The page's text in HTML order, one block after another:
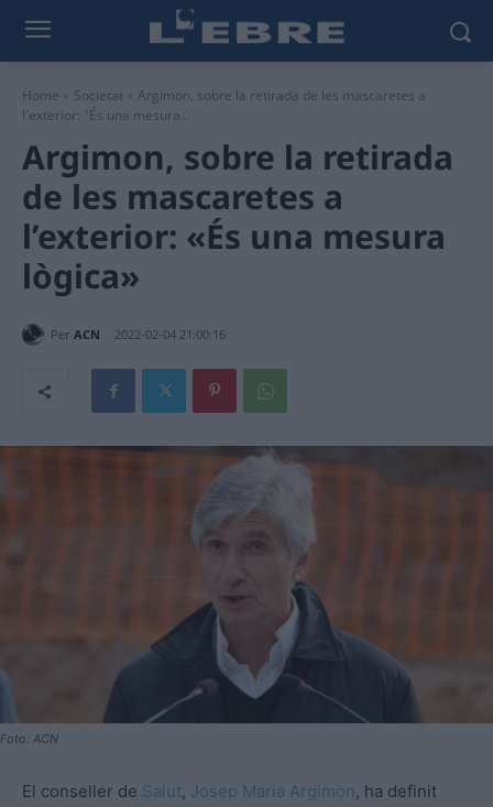
Home Societat
Argimon, sobre la retirada de les mascaretes a
l'exterior: "És una mesura...
Argimon, sobre la retirada
de les mascaretes a
l’exterior: «És una mesura
lògica»
Per ACN 2022-02-04 21:00:16
Foto: ACN
El conseller de Salut, Josep Maria Argimon, ha definit